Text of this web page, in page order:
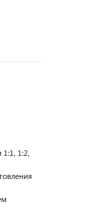
1:1, 1:2,